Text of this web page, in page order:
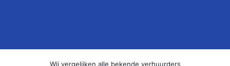
Wij vergelijken alle bekende verhuurders